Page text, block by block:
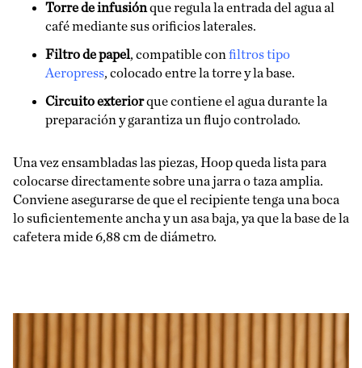
Torre de infusiónque regula la entrada del agua al
café mediante sus orificios laterales.
Filtro de papel, compatible con filtros tipo
Aeropress, colocado entre la torre y la base.
Circuito exteriorque contiene el agua durante la
preparación y garantiza un flujo controlado.
Una vez ensambladas las piezas, Hoop queda lista para
colocarse directamente sobre una jarra o taza amplia.
Conviene asegurarse de que el recipiente tenga una boca
lo suficientemente ancha y un asa baja, ya que la base de la
cafetera mide 6,88 cm de diámetro.